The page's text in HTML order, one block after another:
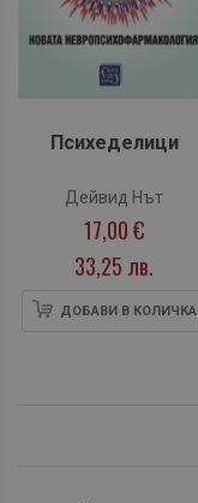
Психеделици
Дейвид Нът
17,00 €
33,25 лв.
ДОБАВИ В КОЛИЧКА